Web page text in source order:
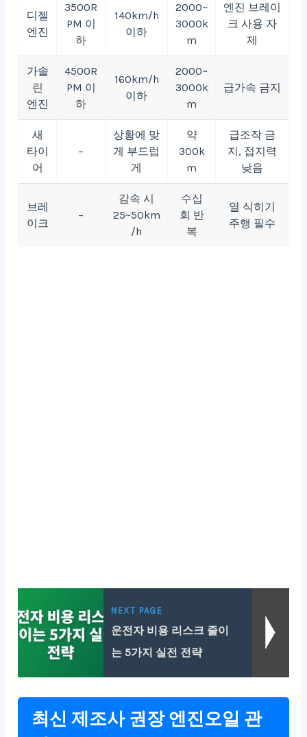
디젤
엔진
3500R
PM 이
하
140km/h
이하
2000~
3000k
m
엔진 브레이
크 사용 자
제
가솔
린
엔진
4500R
PM 이
하
160km/h
이하
2000~
3000k
m
급가속 금지
새
타이
어
–
상황에 맞
게 부드럽
게
약
300k
m
급조작 금
지, 접지력
낮음
브레
이크
–
감속 시
25~50km
/h
수십
회 반
복
열 식히기
주행 필수
NEXT PAGE
운전자 비용 리스크 줄이
는 5가지 실전 전략
최신 제조사 권장 엔진오일 관